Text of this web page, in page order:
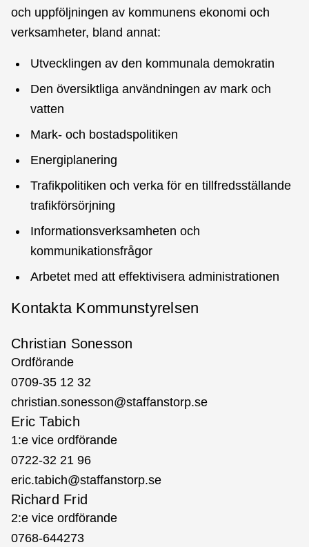
och uppföljningen av kommunens ekonomi och
verksamheter, bland annat:
Utvecklingen av den kommunala demokratin
Den översiktliga användningen av mark och
vatten
Mark- och bostadspolitiken
Energiplanering
Trafikpolitiken och verka för en tillfredsställande
trafikförsörjning
Informationsverksamheten och
kommunikationsfrågor
Arbetet med att effektivisera administrationen
Kontakta Kommunstyrelsen
Christian Sonesson
Ordförande
0709-35 12 32
christian.sonesson@staffanstorp.se
Eric Tabich
1:e vice ordförande
0722-32 21 96
eric.tabich@staffanstorp.se
Richard Frid
2:e vice ordförande
0768-644273